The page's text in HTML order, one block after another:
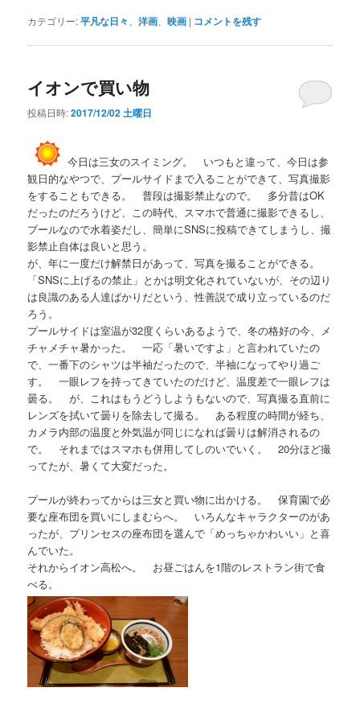
カテゴリー:平凡な日々 、洋画 、映画 | コメントを残す
イオンで買い物
投稿日時:2017/12/02 土曜日
今日は三女のスイミング。 いつもと違って、今日は参
観日的なやつで、プールサイドまで入ることができて、写真撮影
をすることもできる。 普段は撮影禁止なので。 多分昔はOK
だったのだろうけど、この時代、スマホで普通に撮影できるし、
プールなので水着姿だし、簡単にSNSに投稿できてしまうし、撮
影禁止自体は良いと思う。
が、年に一度だけ解禁日があって、写真を撮ることができる。
「SNSに上げるの禁止」とかは明文化されていないが、その辺り
は良識のある人達ばかりだという、性善説で成り立っているのだ
ろう。
プールサイドは室温が32度くらいあるようで、冬の格好の今、メ
チャメチャ暑かった。 一応「暑いですよ」と言われていたの
で、一番下のシャツは半袖だったので、半袖になってやり過ご
す。 一眼レフを持ってきていたのだけど、温度差で一眼レフは
曇る。 が、これはもうどうしようもないので、写真撮る直前に
レンズを拭いて曇りを除去して撮る。 ある程度の時間が経ち、
カメラ内部の温度と外気温が同じになれば曇りは解消されるの
で。 それまではスマホも併用してしのいでいく。 20分ほど撮
ってたが、暑くて大変だった。
プールが終わってからは三女と買い物に出かける。 保育園で必
要な座布団を買いにしまむらへ。 いろんなキャラクターのがあ
ったが、プリンセスの座布団を選んで「めっちゃかわいい」と喜
んでいた。
それからイオン高松へ。 お昼ごはんを1階のレストラン街で食
べる。